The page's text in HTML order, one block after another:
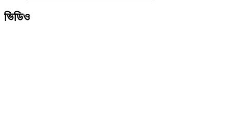
ভিডিও